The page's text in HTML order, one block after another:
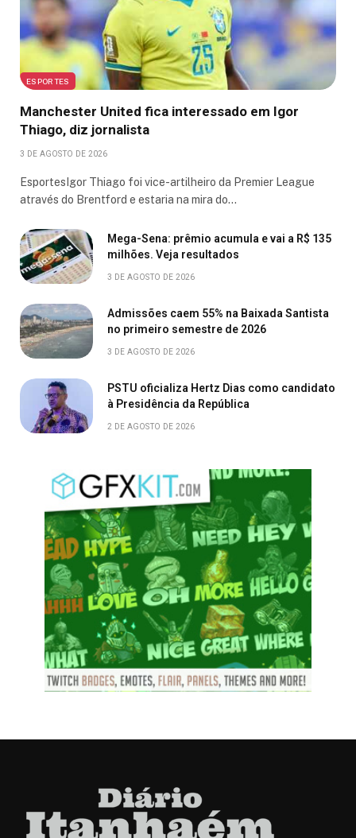
ESPORTES
Manchester United fica interessado em Igor
Thiago, diz jornalista
3 DE AGOSTO DE 2026
EsportesIgor Thiago foi vice-artilheiro da Premier League
através do Brentford e estaria na mira do…
Mega-Sena: prêmio acumula e vai a R$ 135
milhões. Veja resultados
3 DE AGOSTO DE 2026
Admissões caem 55% na Baixada Santista
no primeiro semestre de 2026
3 DE AGOSTO DE 2026
PSTU oficializa Hertz Dias como candidato
à Presidência da República
2 DE AGOSTO DE 2026